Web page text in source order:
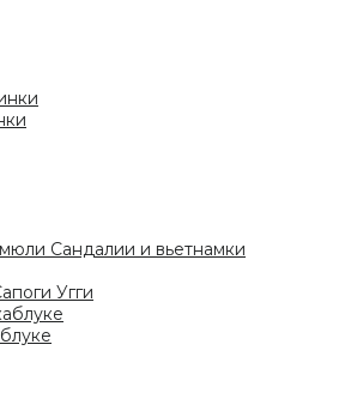
Сандалии и вьетнамки
Угги